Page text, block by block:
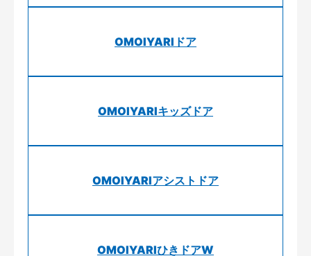
OMOIYARIドア
OMOIYARIキッズドア
OMOIYARIアシストドア
OMOIYARIひきドアW